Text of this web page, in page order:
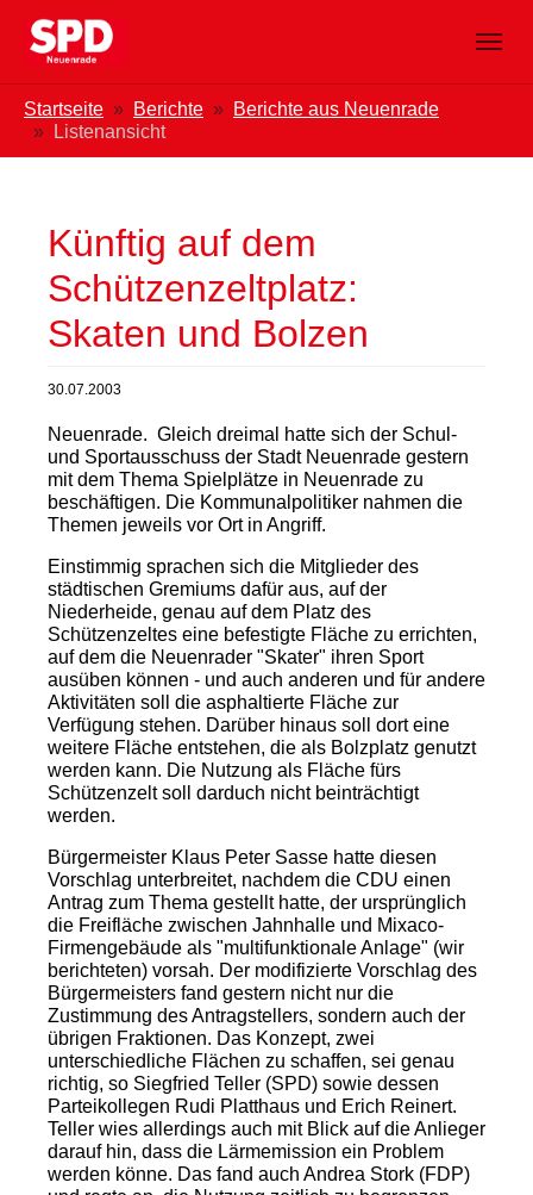
Startseite Berichte
Berichte aus Neuenrade
Listenansicht
Künftig auf dem
Schützenzeltplatz:
Skaten und Bolzen
30.07.2003
Neuenrade. Gleich dreimal hatte sich der Schul-
und Sportausschuss der Stadt Neuenrade gestern
mit dem Thema Spielplätze in Neuenrade zu
beschäftigen. Die Kommunalpolitiker nahmen die
Themen jeweils vor Ort in Angriff.
Einstimmig sprachen sich die Mitglieder des
städtischen Gremiums dafür aus, auf der
Niederheide, genau auf dem Platz des
Schützenzeltes eine befestigte Fläche zu errichten,
auf dem die Neuenrader "Skater" ihren Sport
ausüben können - und auch anderen und für andere
Aktivitäten soll die asphaltierte Fläche zur
Verfügung stehen. Darüber hinaus soll dort eine
weitere Fläche entstehen, die als Bolzplatz genutzt
werden kann. Die Nutzung als Fläche fürs
Schützenzelt soll darduch nicht beinträchtigt
werden.
Bürgermeister Klaus Peter Sasse hatte diesen
Vorschlag unterbreitet, nachdem die CDU einen
Antrag zum Thema gestellt hatte, der ursprünglich
die Freifläche zwischen Jahnhalle und Mixaco-
Firmengebäude als "multifunktionale Anlage" (wir
berichteten) vorsah. Der modifizierte Vorschlag des
Bürgermeisters fand gestern nicht nur die
Zustimmung des Antragstellers, sondern auch der
übrigen Fraktionen. Das Konzept, zwei
unterschiedliche Flächen zu schaffen, sei genau
richtig, so Siegfried Teller (SPD) sowie dessen
Parteikollegen Rudi Platthaus und Erich Reinert.
Teller wies allerdings auch mit Blick auf die Anlieger
darauf hin, dass die Lärmemission ein Problem
werden könne. Das fand auch Andrea Stork (FDP)